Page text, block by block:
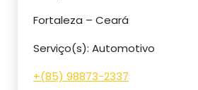
Fortaleza – Ceará
Serviço(s): Automotivo
+(85) 98873-2337